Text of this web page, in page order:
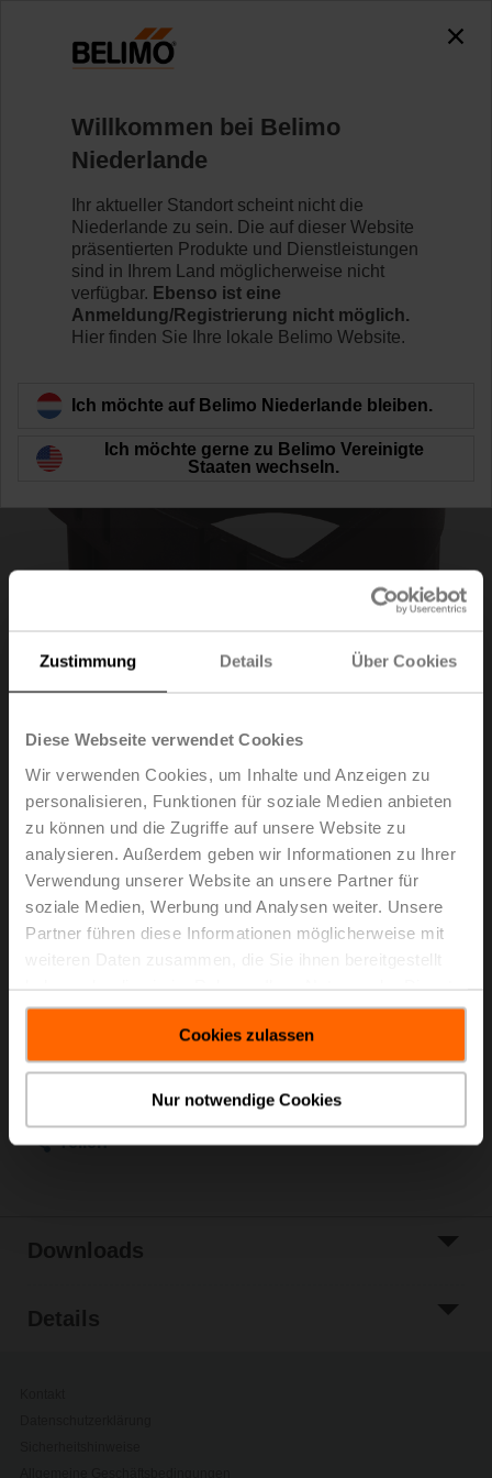
Zustimmung Details Über Cookies
Diese Webseite verwendet Cookies
Wir verwenden Cookies, um Inhalte und Anzeigen zu
personalisieren, Funktionen für soziale Medien anbieten
zu können und die Zugriffe auf unsere Website zu
analysieren. Außerdem geben wir Informationen zu Ihrer
Verwendung unserer Website an unsere Partner für
soziale Medien, Werbung und Analysen weiter. Unsere
Partner führen diese Informationen möglicherweise mit
gesammelt haben.
Cookies zulassen
Nur notwendige Cookies
Z-SPA
Zurück zur Produktkategorie
Z-SPA
Adapter für Hilfsschalter und Rückführpotentiometer, bei
unten montiertem Klemmbock auf xMQ..A.., NKQ..A..,
Listenpreis
€ 136,00
Warenkorb
Zur Projektliste
Teilen
Downloads
Details
Willkommen bei Belimo
Niederlande
Ihr aktueller Standort scheint nicht die
Niederlande zu sein. Die auf dieser Website
präsentierten Produkte und Dienstleistungen
sind in Ihrem Land möglicherweise nicht
verfügbar. Ebenso ist eine
Anmeldung/Registrierung nicht möglich.
Hier finden Sie Ihre lokale Belimo Website.
Ich möchte auf Belimo Niederlande bleiben.
Ich möchte gerne zu Belimo Vereinigte
Staaten wechseln.